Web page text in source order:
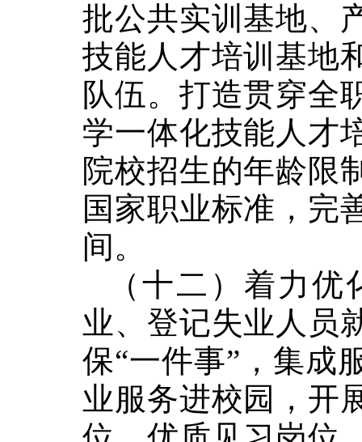
批公共实训基地、
技能人才培训基地
队伍。打造贯穿全
学一体化技能人才
院校招生的年龄限
国家职业标准，完
间。
（十二）着力
业、登记失业人员
保“一件事” ，集成
业服务进校园，开